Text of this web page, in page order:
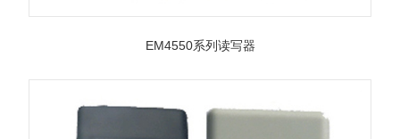
EM4550系列读写器